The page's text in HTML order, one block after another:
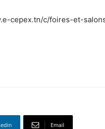
cepex.tn/c/foires-et-
Email